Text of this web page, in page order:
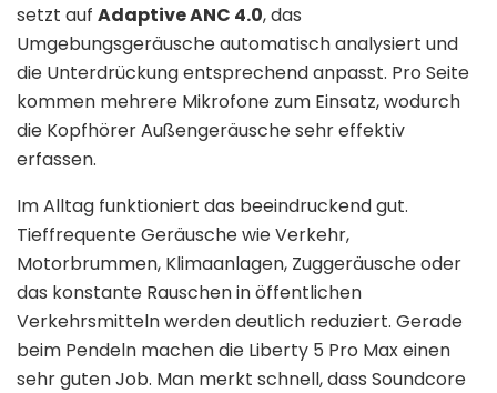
setzt auf Adaptive ANC 4.0, das
Umgebungsgeräusche automatisch analysiert und
die Unterdrückung entsprechend anpasst. Pro Seite
kommen mehrere Mikrofone zum Einsatz, wodurch
die Kopfhörer Außengeräusche sehr effektiv
erfassen.
Im Alltag funktioniert das beeindruckend gut.
Tieffrequente Geräusche wie Verkehr,
Motorbrummen, Klimaanlagen, Zuggeräusche oder
das konstante Rauschen in öffentlichen
Verkehrsmitteln werden deutlich reduziert. Gerade
beim Pendeln machen die Liberty 5 Pro Max einen
sehr guten Job. Man merkt schnell, dass Soundcore